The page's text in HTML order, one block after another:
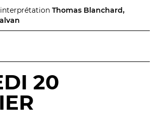
interprétation Thomas Blanchard,
20